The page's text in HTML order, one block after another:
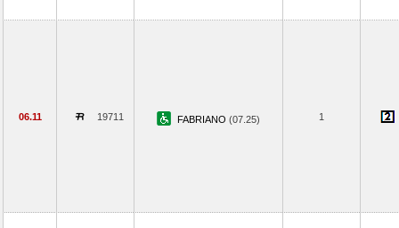
06.11 19711 FABRIANO (07.25) 1